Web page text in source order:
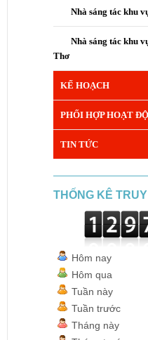
Nhà sáng tác khu
Nhà sáng tác khu
Thơ
KẾ HOẠCH
PHỐI HỢP HOẠT
TIN TỨC
THỐNG KÊ
Hôm nay
Hôm qua
Tuần này
Tuần trước
Tháng này